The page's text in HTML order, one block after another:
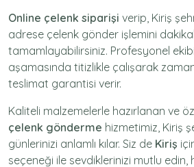
Online çelenk siparişi verip, Kiriş
adrese çelenk gönder işlemini
tamamlayabilirsiniz. Profesyonel
aşamasında titizlikle çalışarak
teslimat garantisi verir.
Kaliteli malzemelerle hazırlanan ve
çelenk gönderme hizmetimiz, Kiriş
günlerinizi anlamlı kılar. Siz de Kiriş
seçeneği ile sevdiklerinizi mutlu edin,